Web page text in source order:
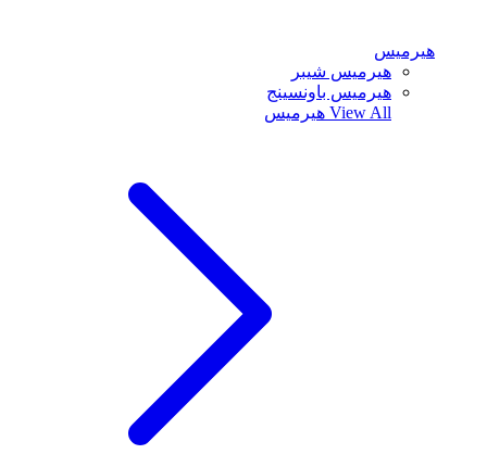
هيرميس
هيرميس شيبر
هيرميس باونسينج
View All هيرميس